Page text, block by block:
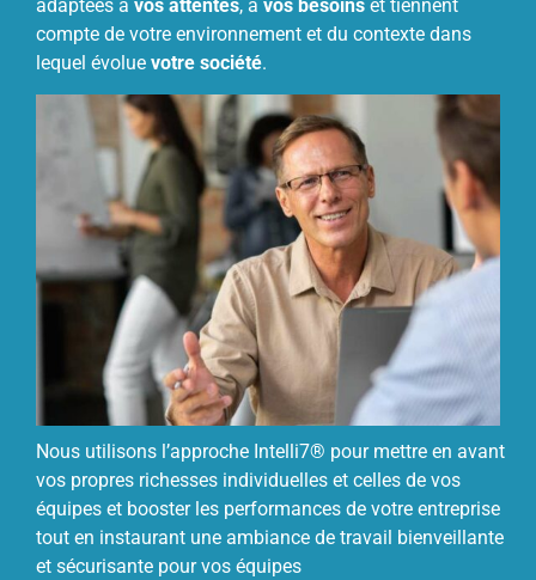
adaptées à vos attentes, à vos besoins et tiennent
compte de votre environnement et du contexte dans
lequel évolue votre société.
Nous utilisons l’approche Intelli7® pour mettre en avant
vos propres richesses individuelles et celles de vos
équipes et booster les performances de votre entreprise
tout en instaurant une ambiance de travail bienveillante
et sécurisante pour vos équipes